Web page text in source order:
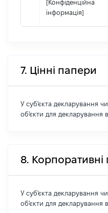
[Конфіденційна
інформація]
7. Цінні папери
У суб'єкта декларування чи
об'єкти для декларування
8. Корпоративні
У суб'єкта декларування чи
об'єкти для декларування